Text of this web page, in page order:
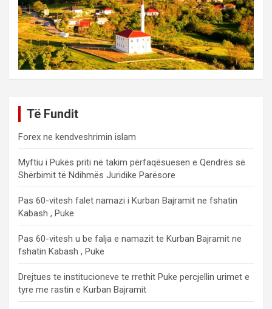
Të Fundit
Forex ne kendveshrimin islam
Myftiu i Pukës priti në takim përfaqësuesen e Qendrës së
Shërbimit të Ndihmës Juridike Parësore
Pas 60-vitesh falet namazi i Kurban Bajramit ne fshatin
Kabash , Puke
Pas 60-vitesh u be falja e namazit te Kurban Bajramit ne
fshatin Kabash , Puke
Drejtues te institucioneve te rrethit Puke percjellin urimet e
tyre me rastin e Kurban Bajramit